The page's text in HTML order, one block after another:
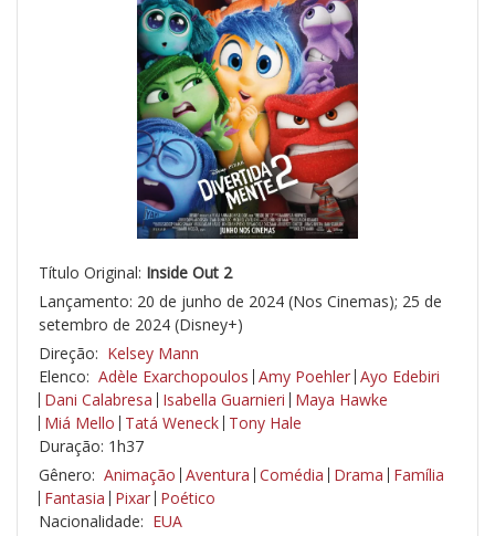
Título Original: Inside Out 2
Lançamento: 20 de junho de 2024 (Nos Cinemas); 25 de
setembro de 2024 (Disney+)
Direção: Kelsey Mann
Elenco: Adèle Exarchopoulos Amy Poehler Ayo Edebiri
Dani Calabresa Isabella Guarnieri Maya Hawke
Miá Mello Tatá Weneck Tony Hale
Duração: 1h37
Gênero: Animação Aventura Comédia Drama Família
Fantasia Pixar Poético
Nacionalidade: EUA